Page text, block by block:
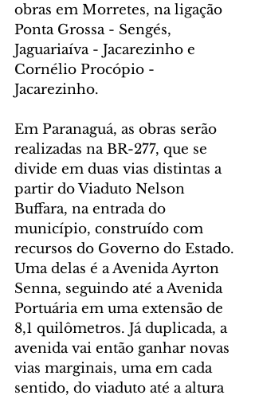
obras em Morretes, na ligação
Ponta Grossa - Sengés,
Jaguariaíva - Jacarezinho e
Cornélio Procópio -
Jacarezinho.
Em Paranaguá, as obras serão
realizadas na BR-277, que se
divide em duas vias distintas a
partir do Viaduto Nelson
Buffara, na entrada do
município, construído com
recursos do Governo do Estado.
Uma delas é a Avenida Ayrton
Senna, seguindo até a Avenida
Portuária em uma extensão de
8,1 quilômetros. Já duplicada, a
avenida vai então ganhar novas
vias marginais, uma em cada
sentido, do viaduto até a altura